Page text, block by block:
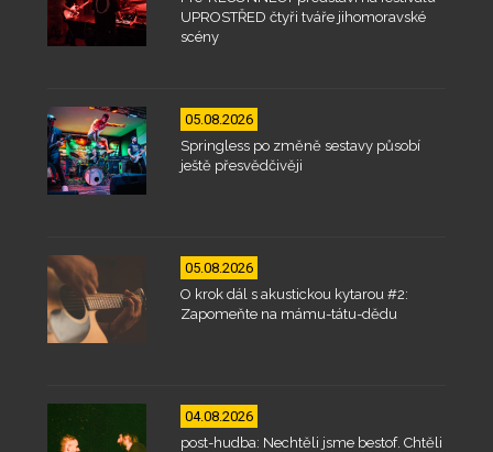
UPROSTŘED čtyři tváře jihomoravské
scény
05.08.2026
Springless po změně sestavy působí
ještě přesvědčivěji
05.08.2026
O krok dál s akustickou kytarou #2:
Zapomeňte na mámu-tátu-dědu
04.08.2026
post-hudba: Nechtěli jsme bestof. Chtěli